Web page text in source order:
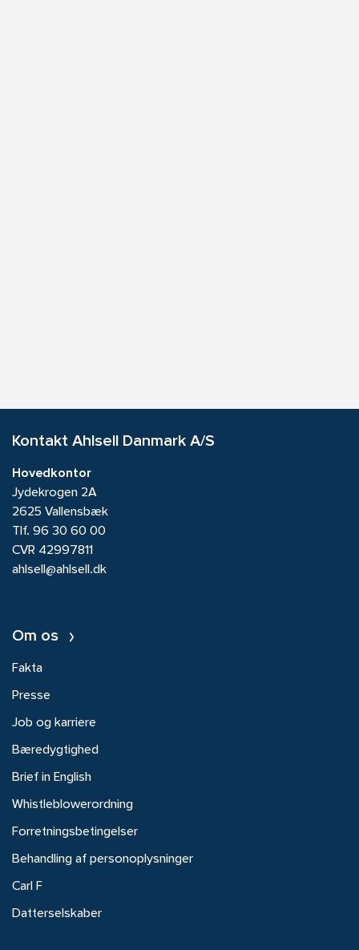
Kontakt Ahlsell Danmark A/S
Hovedkontor
Jydekrogen 2A
2625 Vallensbæk
Tlf. 96 30 60 00
CVR 42997811
ahlsell@ahlsell.dk
Om os
Fakta
Presse
Job og karriere
Bæredygtighed
Brief in English
Whistleblowerordning
Forretningsbetingelser
Behandling af personoplysninger
Carl F
Datterselskaber